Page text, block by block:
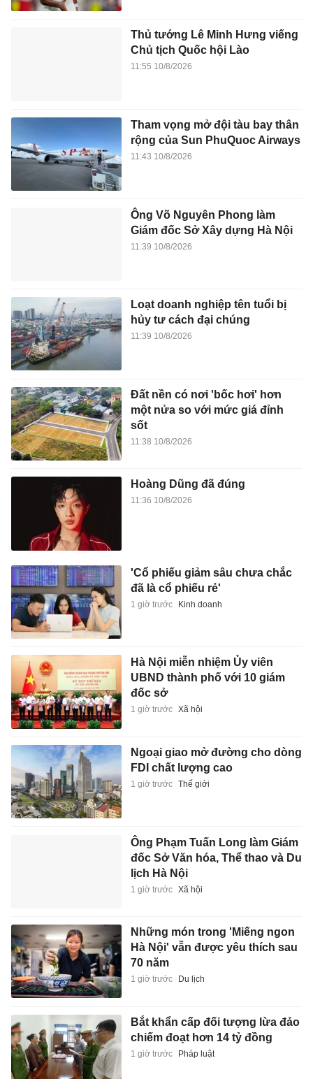
Thủ tướng Lê Minh Hưng viếng
Chủ tịch Quốc hội Lào
11:55 10/8/2026
Tham vọng mở đội tàu bay thân
rộng của Sun PhuQuoc Airways
11:43 10/8/2026
Ông Võ Nguyên Phong làm
Giám đốc Sở Xây dựng Hà Nội
11:39 10/8/2026
Loạt doanh nghiệp tên tuổi bị
hủy tư cách đại chúng
11:39 10/8/2026
Đất nền có nơi 'bốc hơi' hơn
một nửa so với mức giá đỉnh
sốt
11:38 10/8/2026
Hoàng Dũng đã đúng
11:36 10/8/2026
'Cổ phiếu giảm sâu chưa chắc
đã là cổ phiếu rẻ'
1 giờ trước Kinh doanh
Hà Nội miễn nhiệm Ủy viên
UBND thành phố với 10 giám
đốc sở
1 giờ trước Xã hội
Ngoại giao mở đường cho dòng
FDI chất lượng cao
1 giờ trước Thế giới
Ông Phạm Tuấn Long làm Giám
đốc Sở Văn hóa, Thể thao và Du
lịch Hà Nội
1 giờ trước Xã hội
Những món trong 'Miếng ngon
Hà Nội' vẫn được yêu thích sau
70 năm
1 giờ trước Du lịch
Bắt khẩn cấp đối tượng lừa đảo
chiếm đoạt hơn 14 tỷ đồng
1 giờ trước Pháp luật